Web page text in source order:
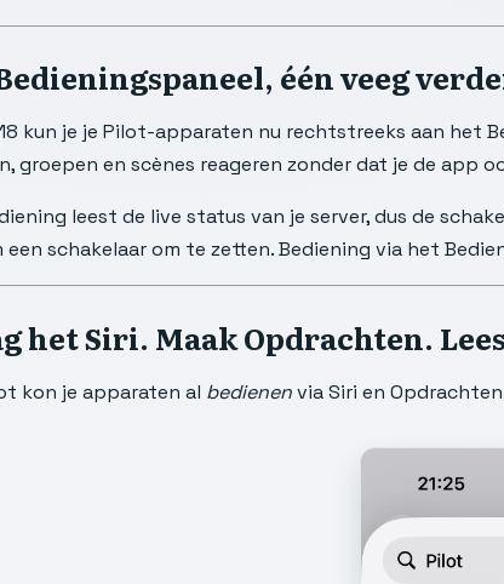
één veeg
kun je je Pilot-apparaten nu rechtstreeks aan het
groepen en scènes reageren zonder dat je de app
leest de live status van je server, dus de
een schakelaar om te zetten. Bediening via het
het Siri. Maak Opdrachten.
kon je apparaten al bedienenvia Siri en